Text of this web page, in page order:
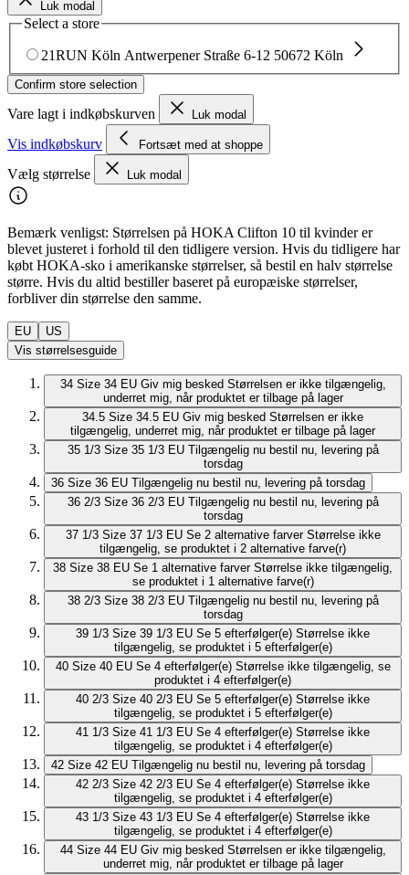
Luk modal
Select a store
21RUN Köln Antwerpener Straße 6-12 50672 Köln
Confirm store selection
Vare lagt i indkøbskurven Luk modal
Vis indkøbskurv Fortsæt med at shoppe
Vælg størrelse Luk modal
Bemærk venligst: Størrelsen på HOKA Clifton 10 til kvinder er
blevet justeret i forhold til den tidligere version. Hvis du tidligere har
købt HOKA-sko i amerikanske størrelser, så bestil en halv størrelse
større. Hvis du altid bestiller baseret på europæiske størrelser,
forbliver din størrelse den samme.
EU
US
Vis størrelsesguide
34 Size 34 EU Giv mig besked Størrelsen er ikke tilgængelig,
underret mig, når produktet er tilbage på lager
34.5 Size 34.5 EU Giv mig besked Størrelsen er ikke
tilgængelig, underret mig, når produktet er tilbage på lager
35 1/3 Size 35 1/3 EU Tilgængelig nu bestil nu, levering på
torsdag
36 Size 36 EU Tilgængelig nu bestil nu, levering på torsdag
36 2/3 Size 36 2/3 EU Tilgængelig nu bestil nu, levering på
torsdag
37 1/3 Size 37 1/3 EU Se 2 alternative farver Størrelse ikke
tilgængelig, se produktet i 2 alternative farve(r)
38 Size 38 EU Se 1 alternative farver Størrelse ikke tilgængelig,
se produktet i 1 alternative farve(r)
38 2/3 Size 38 2/3 EU Tilgængelig nu bestil nu, levering på
torsdag
39 1/3 Size 39 1/3 EU Se 5 efterfølger(e) Størrelse ikke
tilgængelig, se produktet i 5 efterfølger(e)
40 Size 40 EU Se 4 efterfølger(e) Størrelse ikke tilgængelig, se
produktet i 4 efterfølger(e)
40 2/3 Size 40 2/3 EU Se 5 efterfølger(e) Størrelse ikke
tilgængelig, se produktet i 5 efterfølger(e)
41 1/3 Size 41 1/3 EU Se 4 efterfølger(e) Størrelse ikke
tilgængelig, se produktet i 4 efterfølger(e)
42 Size 42 EU Tilgængelig nu bestil nu, levering på torsdag
42 2/3 Size 42 2/3 EU Se 4 efterfølger(e) Størrelse ikke
tilgængelig, se produktet i 4 efterfølger(e)
43 1/3 Size 43 1/3 EU Se 4 efterfølger(e) Størrelse ikke
tilgængelig, se produktet i 4 efterfølger(e)
44 Size 44 EU Giv mig besked Størrelsen er ikke tilgængelig,
underret mig, når produktet er tilbage på lager